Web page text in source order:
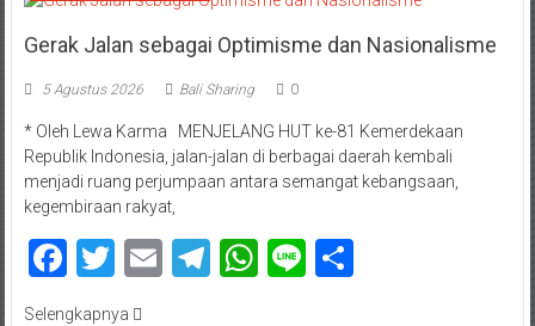
Gerak Jalan sebagai Optimisme dan Nasionalisme
5 Agustus 2026 Bali Sharing 0
* Oleh Lewa Karma MENJELANG HUT ke-81 Kemerdekaan
Republik Indonesia, jalan-jalan di berbagai daerah kembali
menjadi ruang perjumpaan antara semangat kebangsaan,
kegembiraan rakyat,
Facebook
Twitter
EmailTelegram
WhatsApp
LineShare
Selengkapnya